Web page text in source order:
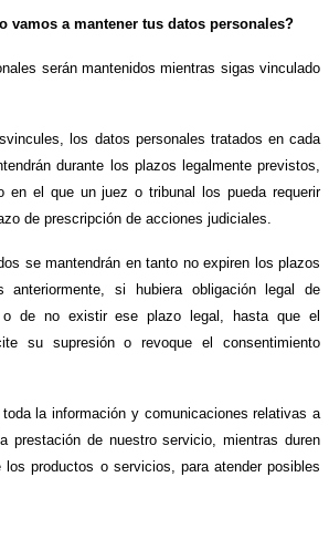
vamos a mantener tus datos personales?
serán mantenidos mientras sigas vinculado
los datos personales tratados en cada
durante los plazos legalmente previstos,
en el que un juez o tribunal los pueda requerir
de prescripción de acciones judiciales.
se mantendrán en tanto no expiren los plazos
anteriormente, si hubiera obligación legal de
o de no existir ese plazo legal, hasta que el
su supresión o revoque el consentimiento
toda la información y comunicaciones relativas a
prestación de nuestro servicio, mientras duren
los productos o servicios, para atender posibles